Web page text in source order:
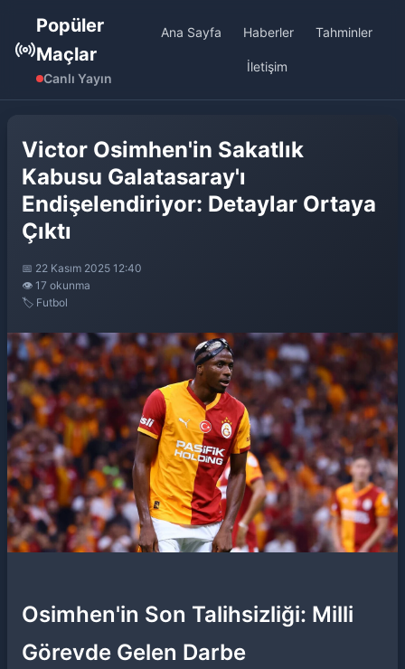
Popüler
Maçlar
Canlı Yayın
Ana Sayfa Haberler Tahminler
İletişim
Victor Osimhen'in Sakatlık
Kabusu Galatasaray'ı
Endişelendiriyor: Detaylar Ortaya
Çıktı
📅 22 Kasım 2025 12:40
👁️ 17 okunma
🏷️ Futbol
Osimhen'in Son Talihsizliği: Milli
Görevde Gelen Darbe